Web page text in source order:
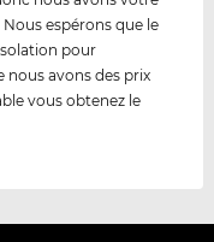
espérons que le
pour
nous avons des prix
vous obtenez le